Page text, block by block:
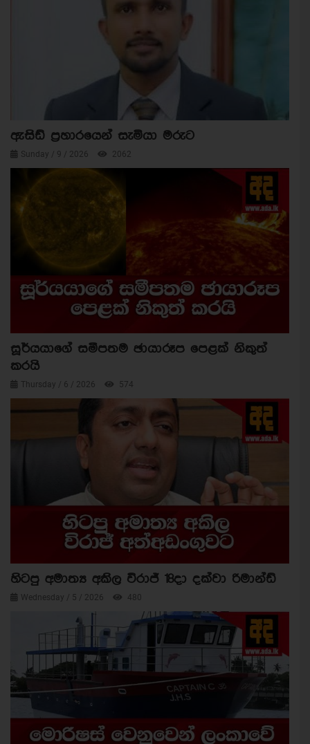
ඇසිඩ් ප්‍රහාරයෙන් සැමියා මරුට
Sunday / 9 / 2026 2062
සූර්යයාගේ සමීපතම ඡායාරූප පෙළක් නිකුත්
කරයි
Thursday / 6 / 2026 574
හිටපු අමාත්‍ය අකිල විරාජ් 18දා දක්වා රිමාන්ඩ්
Wednesday / 5 / 2026 480